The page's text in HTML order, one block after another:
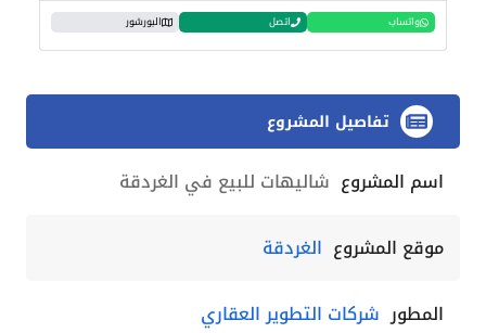
واتساب اتصل البورشور
تفاصيل المشروع
اسم المشروع شاليهات للبيع في الغردقة
موقع المشروع الغردقة
المطور شركات التطوير العقاري